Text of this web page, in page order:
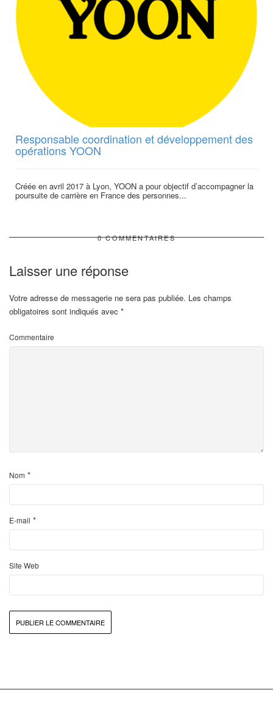
Responsable coordination et développement des
opérations YOON
Créée en avril 2017 à Lyon, YOON a pour objectif d’accompagner la
poursuite de carrière en France des personnes...
0 COMMENTAIRES
Laisser une réponse
Votre adresse de messagerie ne sera pas publiée. Les champs
obligatoires sont indiqués avec *
Commentaire
Nom *
E-mail *
Site Web